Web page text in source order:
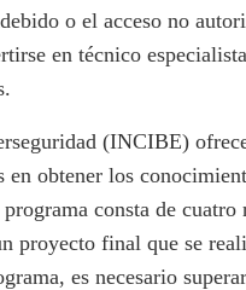
o el acceso no
en técnico
(INCIBE)
en obtener los
consta de
proyecto final que se
es necesario